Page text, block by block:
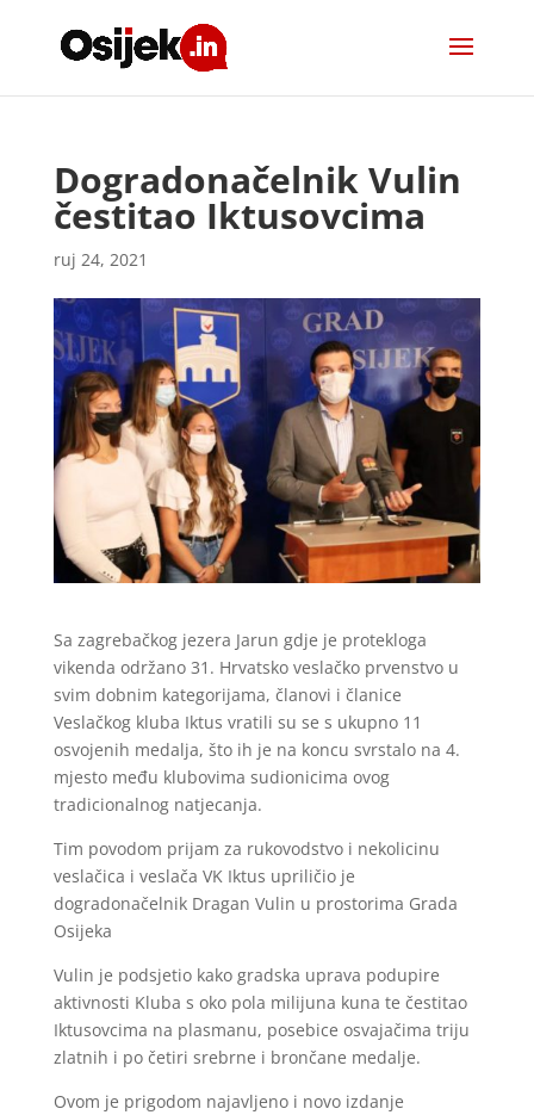
Dogradonačelnik Vulin
čestitao Iktusovcima
ruj 24, 2021
Sa zagrebačkog jezera Jarun gdje je protekloga
vikenda održano 31. Hrvatsko veslačko prvenstvo u
svim dobnim kategorijama, članovi i članice
Veslačkog kluba Iktus vratili su se s ukupno 11
osvojenih medalja, što ih je na koncu svrstalo na 4.
mjesto među klubovima sudionicima ovog
tradicionalnog natjecanja.
Tim povodom prijam za rukovodstvo i nekolicinu
veslačica i veslača VK Iktus upriličio je
dogradonačelnik Dragan Vulin u prostorima Grada
Osijeka
Vulin je podsjetio kako gradska uprava podupire
aktivnosti Kluba s oko pola milijuna kuna te čestitao
Iktusovcima na plasmanu, posebice osvajačima triju
zlatnih i po četiri srebrne i brončane medalje.
Ovom je prigodom najavljeno i novo izdanje